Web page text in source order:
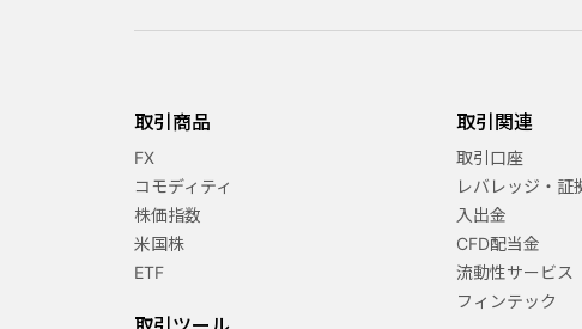
取引商品
FX
コモディティ
株価指数
米国株
ETF
取引関連
取引口座
レバレッジ・証
入出金
CFD配当金
流動性サービス
フィンテック